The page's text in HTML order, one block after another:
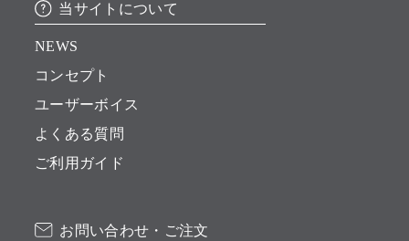
当サイトについて
NEWS
コンセプト
ユーザーボイス
よくある質問
ご利用ガイド
お問い合わせ・ご注文